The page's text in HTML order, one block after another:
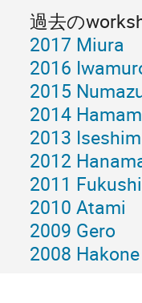
過去の
2017 Miura
2016
2015
2014
2013
2012
2011
2010 Atami
2009 Gero
2008 Hakone